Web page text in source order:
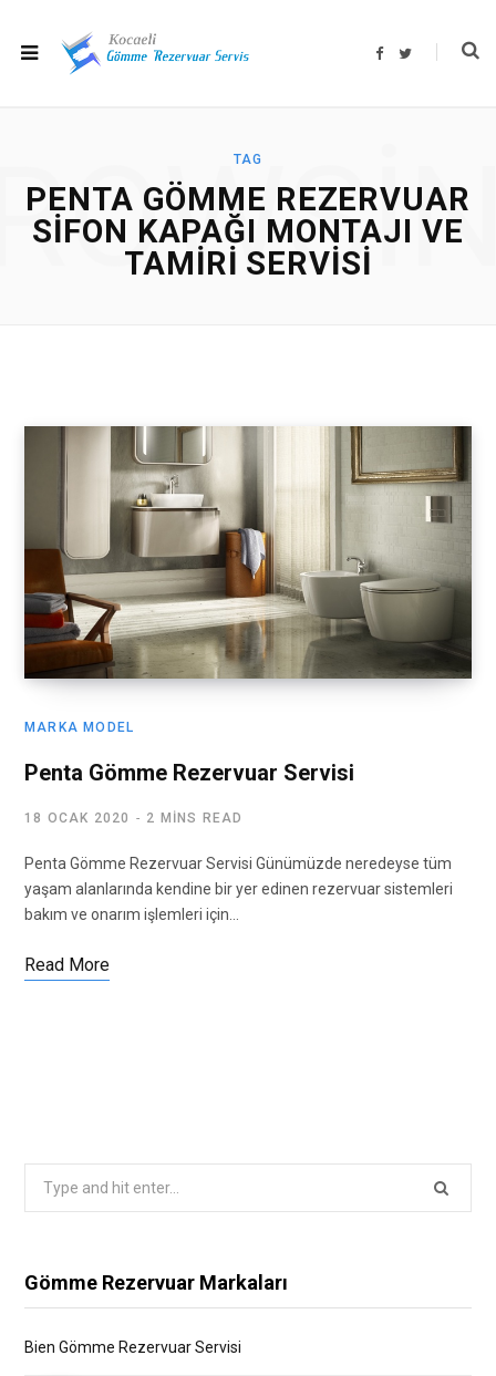
F
T
TAG
PENTA GÖMME REZERVUAR
SIFON KAPAĞI MONTAJI VE
TAMIRI SERVISI
MARKA MODEL
Penta Gömme Rezervuar Servisi
18 OCAK 2020 2 MINS READ
Penta Gömme Rezervuar Servisi Günümüzde neredeyse tüm
yaşam alanlarında kendine bir yer edinen rezervuar sistemleri
bakım ve onarım işlemleri için…
Read More
Gömme Rezervuar Markaları
Bien Gömme Rezervuar Servisi